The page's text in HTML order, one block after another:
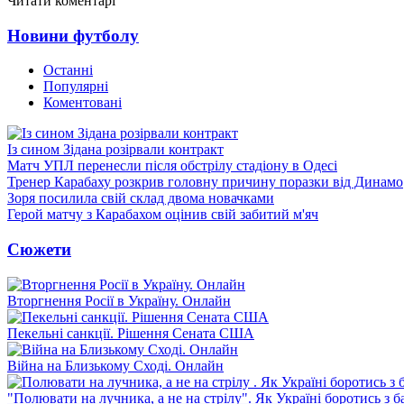
Новини футболу
Останні
Популярні
Коментовані
Із сином Зідана розірвали контракт
Матч УПЛ перенесли після обстрілу стадіону в Одесі
Тренер Карабаху розкрив головну причину поразки від Динамо
Зоря посилила свій склад двома новачками
Герой матчу з Карабахом оцінив свій забитий м'яч
Сюжети
Вторгнення Росії в Україну. Онлайн
Пекельні санкції. Рішення Сената США
Війна на Близькому Сході. Онлайн
"Полювати на лучника, а не на стрілу". Як Україні боротись з